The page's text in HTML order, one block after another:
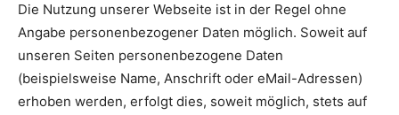
Die Nutzung unserer Webseite ist in der Regel ohne
Angabe personenbezogener Daten möglich. Soweit auf
unseren Seiten personenbezogene Daten
(beispielsweise Name, Anschrift oder eMail-Adressen)
erhoben werden, erfolgt dies, soweit möglich, stets auf